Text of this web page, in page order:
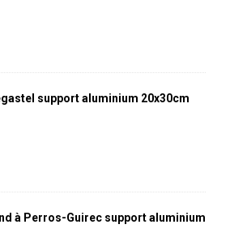
support aluminium 20x30cm
à Perros-Guirec support aluminium